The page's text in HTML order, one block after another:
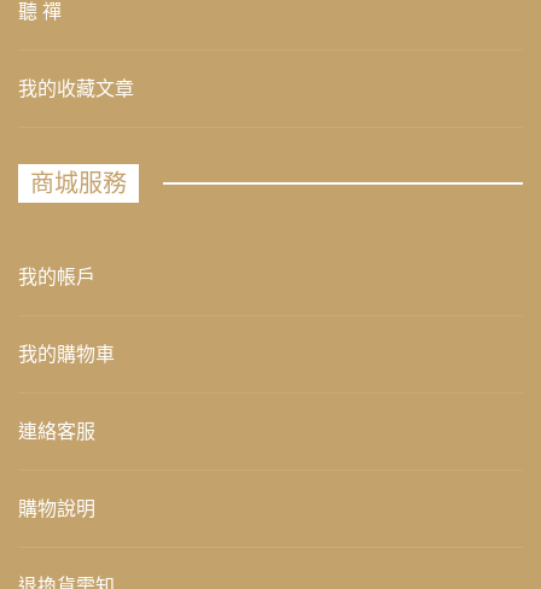
聽 禪
我的收藏文章
商城服務
我的帳戶
我的購物車
連絡客服
購物說明